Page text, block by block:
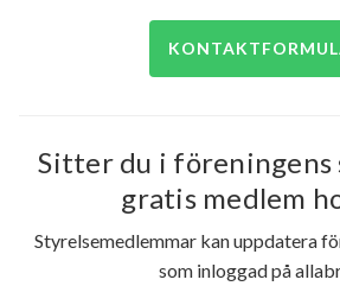
Sitter du i föreningens
gratis medlem
Styrelsemedlemmar kan uppdatera
som inloggad på